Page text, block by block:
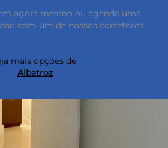
agora mesmo ou agende uma
com um de nossos corretores.
mais opções de
Albatroz